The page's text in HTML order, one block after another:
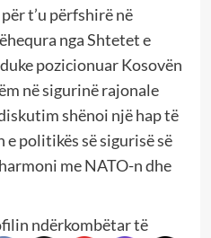
t’u përfshirë në
nga Shtetet e
pozicionuar Kosovën
në sigurinë rajonale
shënoi një hap të
politikës së sigurisë së
me NATO-n dhe
ndërkombëtar të